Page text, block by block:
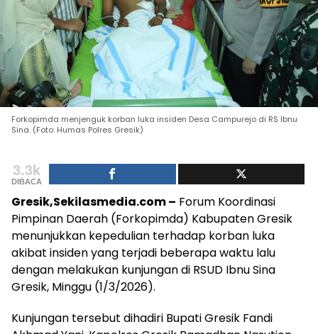
Forkopimda menjenguk korban luka insiden Desa Campurejo di RS Ibnu
Sina. (Foto: Humas Polres Gresik)
3.3k
DIBACA
Gresik,Sekilasmedia.com – Forum Koordinasi
Pimpinan Daerah (Forkopimda) Kabupaten Gresik
menunjukkan kepedulian terhadap korban luka
akibat insiden yang terjadi beberapa waktu lalu
dengan melakukan kunjungan di RSUD Ibnu Sina
Gresik, Minggu (1/3/2026).
Kunjungan tersebut dihadiri Bupati Gresik Fandi